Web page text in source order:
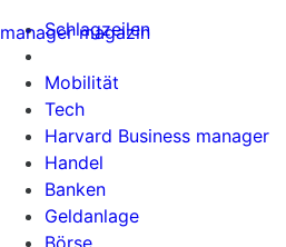
Schlagzeilen
Mobilität
Tech
Harvard Business manager
Handel
Banken
Geldanlage
Börse
manager magazin